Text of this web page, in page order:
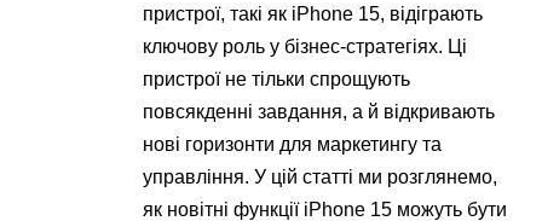
пристрої, такі як iPhone 15, відіграють
ключову роль у бізнес-стратегіях. Ці
пристрої не тільки спрощують
повсякденні завдання, а й відкривають
нові горизонти для маркетингу та
управління. У цій статті ми розглянемо,
як новітні функції iPhone 15 можуть бути